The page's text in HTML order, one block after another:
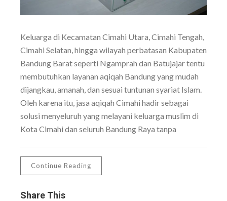
Keluarga di Kecamatan Cimahi Utara, Cimahi Tengah,
Cimahi Selatan, hingga wilayah perbatasan Kabupaten
Bandung Barat seperti Ngamprah dan Batujajar tentu
membutuhkan layanan aqiqah Bandung yang mudah
dijangkau, amanah, dan sesuai tuntunan syariat Islam.
Oleh karena itu, jasa aqiqah Cimahi hadir sebagai
solusi menyeluruh yang melayani keluarga muslim di
Kota Cimahi dan seluruh Bandung Raya tanpa
Continue Reading
Share This